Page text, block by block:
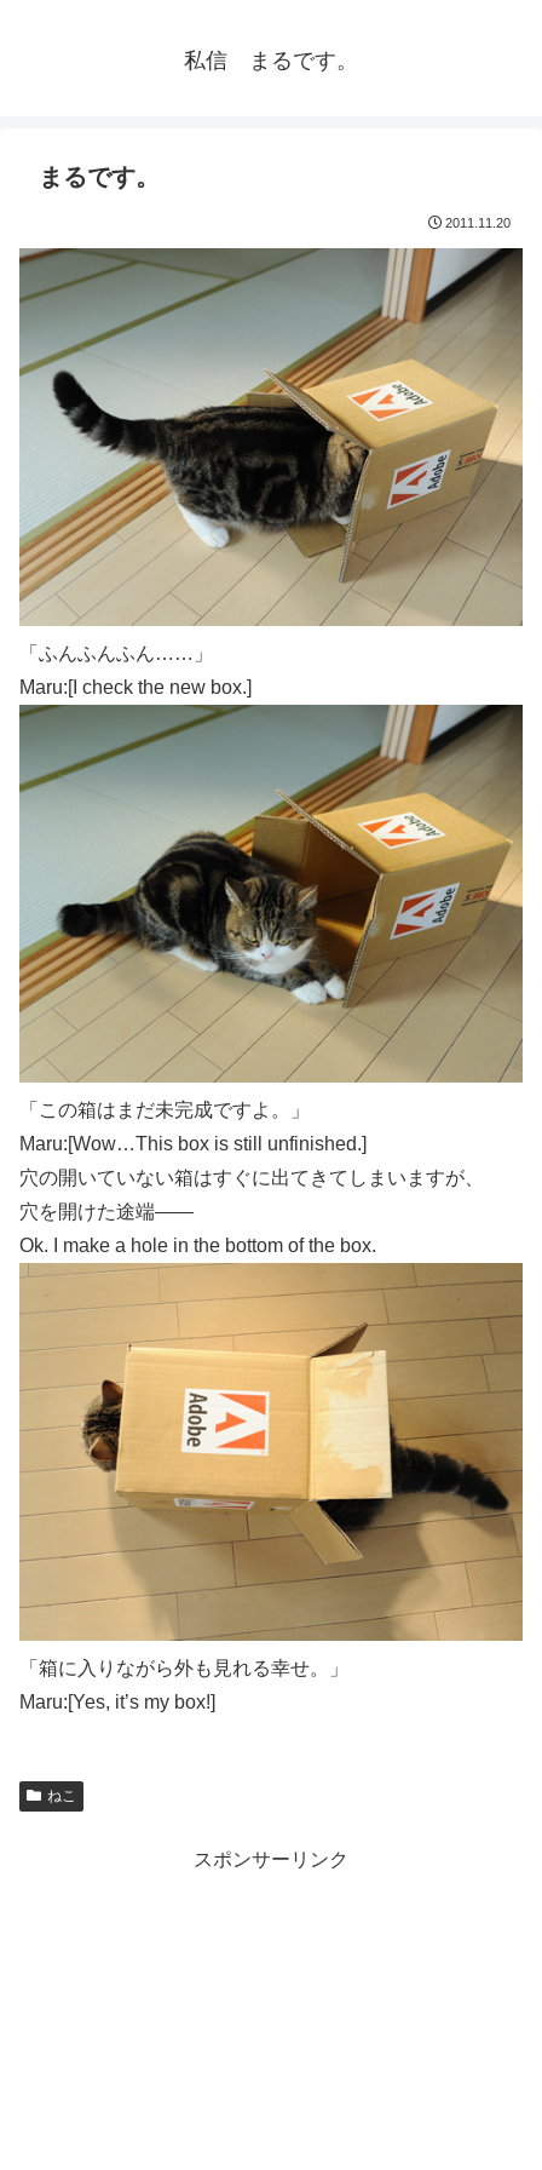
私信 まるです。
まるです。
2011.11.20
「ふんふんふん……」
Maru:[I check the new box.]
「この箱はまだ未完成ですよ。」
Maru:[Wow…This box is still unfinished.]
穴の開いていない箱はすぐに出てきてしまいますが、
穴を開けた途端――
Ok. I make a hole in the bottom of the box.
「箱に入りながら外も見れる幸せ。」
Maru:[Yes, it’s my box!]
ねこ
スポンサーリンク